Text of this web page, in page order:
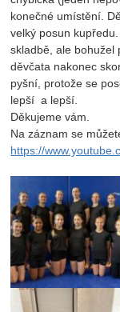
konečné umístění.
velký posun
skladbě, ale bohužel
děvčata nakonec
pyšní, protože se
lepší a lepší.
Děkujeme vám.
Na záznam se
https://